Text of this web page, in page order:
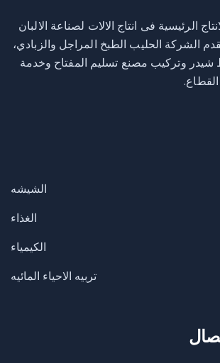
الرئيسية فى انتاج الالات لصناعة الالبان
الشركة الحليب الطبخ المراجل والزبادي،
شيدر وتركيب مصنع تسليم المفتاح وخدمة
الشيشه
الغذاء
الكيمياء
تربيه الاحياء المائيه